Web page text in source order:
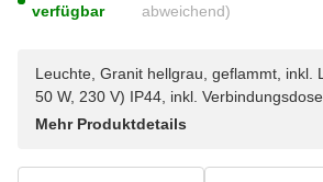
verfügbar
abweichend)
Leuchte, Granit hellgrau, geflammt, inkl.
50 W, 230 V) IP44, inkl.
Mehr Produktdetails